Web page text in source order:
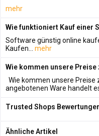
mehr
Wie funktioniert Kauf einer
Software günstig online
Kaufen...
mehr
Wie kommen unsere Preise
Wie kommen unsere Preise
angebotenen Ware handelt es
Trusted Shops
Ähnliche Artikel